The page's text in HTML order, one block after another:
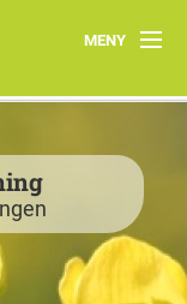
MENY
Program
Verksamhet
Björkelund
Om oss